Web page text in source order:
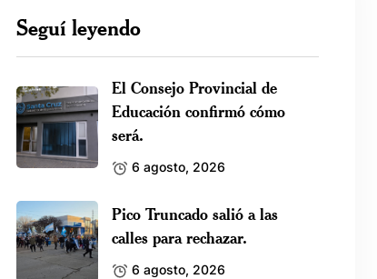
Seguí leyendo
El Consejo Provincial de
Educación confirmó cómo
será.
6 agosto, 2026
Pico Truncado salió a las
calles para rechazar.
6 agosto, 2026